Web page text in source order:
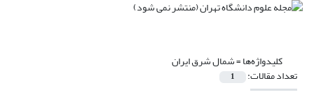
کلیدواژه‌ها =شمال شرق ایران
تعداد مقالات: 1